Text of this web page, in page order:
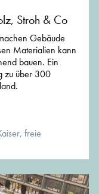
Stroh & Co
Gebäude
Materialien kann
bauen. Ein
zu über 300
freie